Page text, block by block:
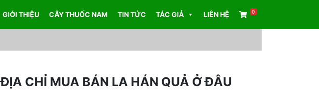
GIỚI THIỆU CÂY THUỐC NAM TIN TỨC TÁC GIẢ LIÊN HỆ 0
ĐỊA CHỈ MUA BÁN LA HÁN QUẢ Ở ĐÂU